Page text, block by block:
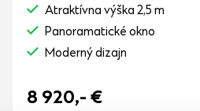
Atraktívna výška 2,5 m
Panoramatické okno
Moderný dizajn
8 920,- €